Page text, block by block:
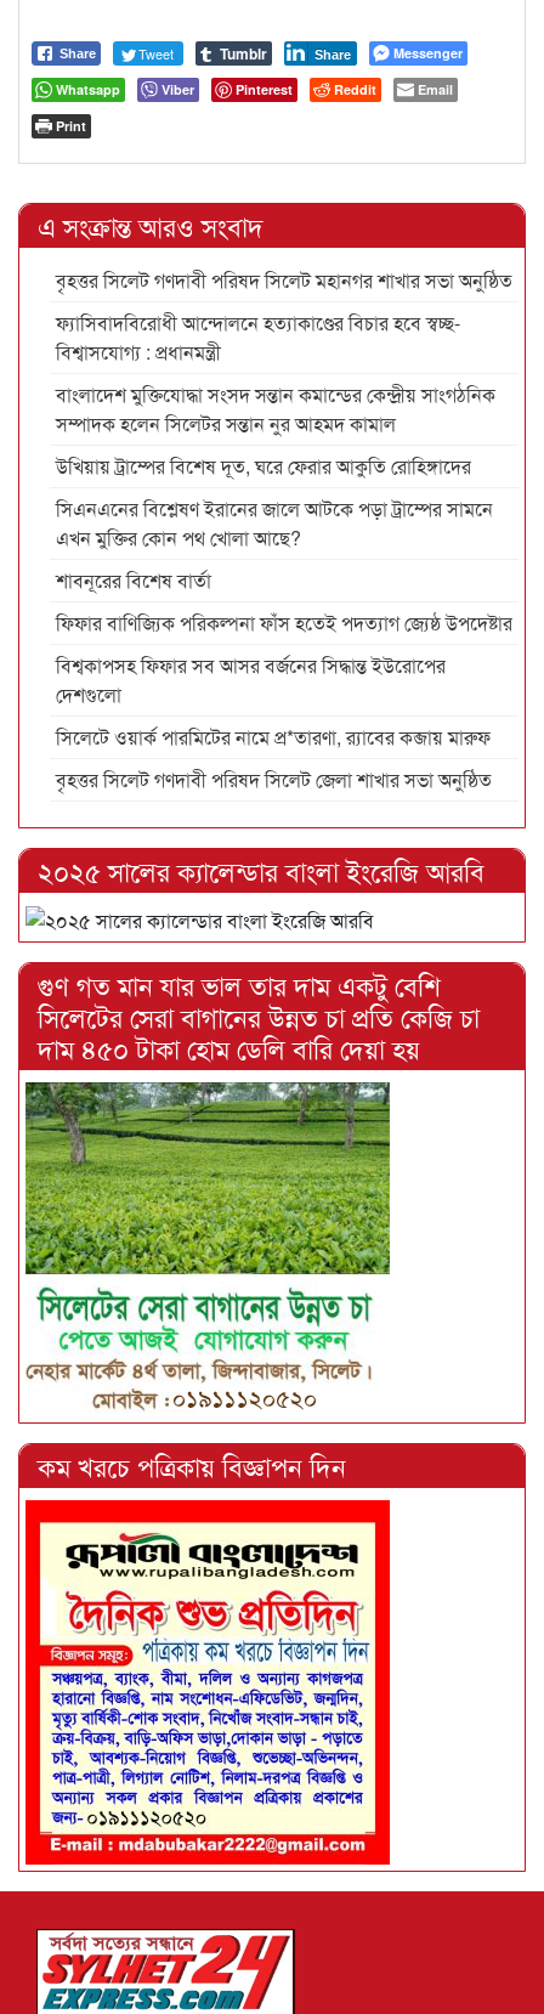
Share Tweet Tumblr Share
Messenger
Whatsapp
Viber Pinterest Reddit
Email
Print
এ সংক্রান্ত আরও সংবাদ
বৃহত্তর সিলেট গণদাবী পরিষদ সিলেট মহানগর শাখার সভা অনুষ্ঠিত
ফ্যাসিবাদবিরোধী আন্দোলনে হত্যাকাণ্ডের বিচার হবে স্বচ্ছ-
বিশ্বাসযোগ্য : প্রধানমন্ত্রী
বাংলাদেশ মুক্তিযোদ্ধা সংসদ সন্তান কমান্ডের কেন্দ্রীয় সাংগঠনিক
সম্পাদক হলেন সিলেটর সন্তান নুর আহমদ কামাল
উখিয়ায় ট্রাম্পের বিশেষ দূত, ঘরে ফেরার আকুতি রোহিঙ্গাদের
সিএনএনের বিশ্লেষণ ইরানের জালে আটকে পড়া ট্রাম্পের সামনে
এখন মুক্তির কোন পথ খোলা আছে?
শাবনূরের বিশেষ বার্তা
ফিফার বাণিজ্যিক পরিকল্পনা ফাঁস হতেই পদত্যাগ জ্যেষ্ঠ উপদেষ্টার
বিশ্বকাপসহ ফিফার সব আসর বর্জনের সিদ্ধান্ত ইউরোপের
দেশগুলো
সিলেটে ওয়ার্ক পারমিটের নামে প্র*তারণা, র‌্যাবের কব্জায় মারুফ
বৃহত্তর সিলেট গণদাবী পরিষদ সিলেট জেলা শাখার সভা অনুষ্ঠিত
২০২৫ সালের ক্যালেন্ডার বাংলা ইংরেজি আরবি
গুণ গত মান যার ভাল তার দাম একটু বেশি
সিলেটের সেরা বাগানের উন্নত চা প্রতি কেজি চা
দাম ৪৫০ টাকা হোম ডেলি বারি দেয়া হয়
কম খরচে পত্রিকায় বিজ্ঞাপন দিন